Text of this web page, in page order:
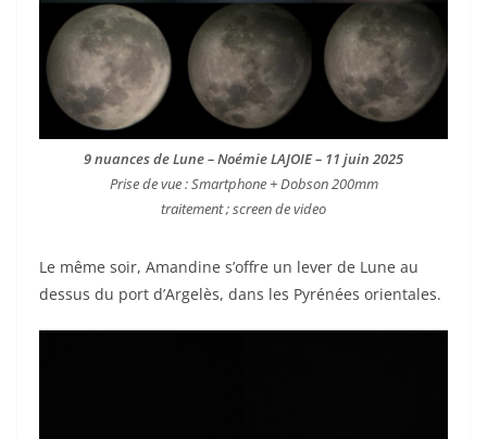
9 nuances de Lune – Noémie LAJOIE – 11 juin 2025
Prise de vue : Smartphone + Dobson 200mm
traitement ; screen de video
Le même soir, Amandine s’offre un lever de Lune au
dessus du port d’Argelès, dans les Pyrénées orientales.